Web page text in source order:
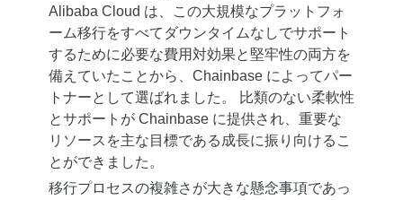
Alibaba Cloud は、この大規模なプラットフォ
ーム移行をすべてダウンタイムなしでサポート
するために必要な費用対効果と堅牢性の両方を
備えていたことから、Chainbase によってパー
トナーとして選ばれました。 比類のない柔軟性
とサポートが Chainbase に提供され、重要な
リソースを主な目標である成長に振り向けるこ
とができました。
移行プロセスの複雑さが大きな懸念事項であっ